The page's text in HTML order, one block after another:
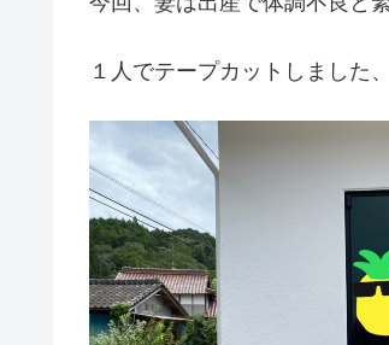
１人でテープカットしました